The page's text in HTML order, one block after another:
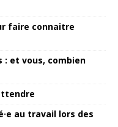
faire connaitre
: et vous, combien
au travail lors des